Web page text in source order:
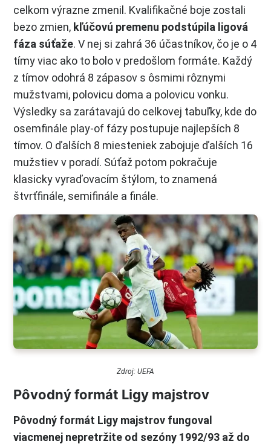
celkom výrazne zmenil. Kvalifikačné boje zostali
bezo zmien, kľúčovú premenu podstúpila ligová
fáza súťaže. V nej si zahrá 36 účastníkov, čo je o 4
tímy viac ako to bolo v predošlom formáte. Každý
z tímov odohrá 8 zápasov s ôsmimi rôznymi
mužstvami, polovicu doma a polovicu vonku.
Výsledky sa zarátavajú do celkovej tabuľky, kde do
osemfinále play-of fázy postupuje najlepších 8
tímov. O ďalších 8 miesteniek zabojuje ďalších 16
mužstiev v poradí. Súťaž potom pokračuje
klasicky vyraďovacím štýlom, to znamená
štvrťfinále, semifinále a finále.
Zdroj: UEFA
Pôvodný formát Ligy majstrov
Pôvodný formát Ligy majstrov fungoval
viacmenej nepretržite od sezóny 1992/93 až do